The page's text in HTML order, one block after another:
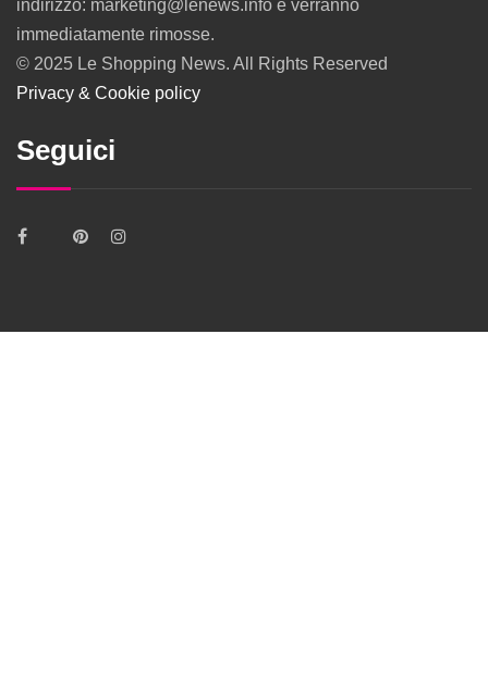
indirizzo: marketing@lenews.info e verranno
immediatamente rimosse.
© 2025 Le Shopping News. All Rights Reserved
Privacy & Cookie policy
Seguici